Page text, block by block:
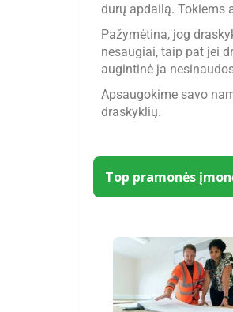
durų apdailą. Tokiems
Pažymėtina, jog
nesaugiai, taip pat jei
augintinė ja
Apsaugokime savo
draskyklių.
Top pramonės